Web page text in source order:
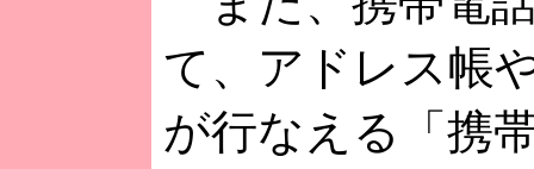
て、アドレス帳
が行なえる「携